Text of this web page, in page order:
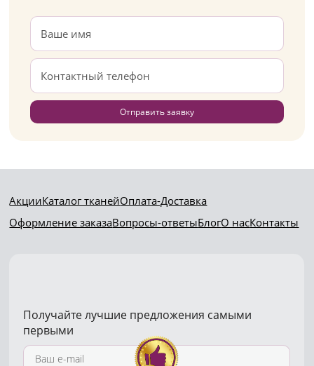
Отправить заявку
АкцииКаталог тканейОплата-Доставка
Оформление заказаВопросы-ответыБлогО насКонтакты
Получайте лучшие предложения самыми
первыми